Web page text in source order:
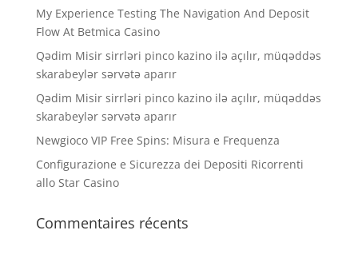
My Experience Testing The Navigation And Deposit
Flow At Betmica Casino
Qədim Misir sirrləri pinco kazino ilə açılır, müqəddəs
skarabeylər sərvətə aparır
Qədim Misir sirrləri pinco kazino ilə açılır, müqəddəs
skarabeylər sərvətə aparır
Newgioco VIP Free Spins: Misura e Frequenza
Configurazione e Sicurezza dei Depositi Ricorrenti
allo Star Casino
Commentaires récents